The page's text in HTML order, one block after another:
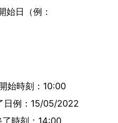
始日（例：
始時刻：10:00
日例：15/05/2022
時刻：14:00